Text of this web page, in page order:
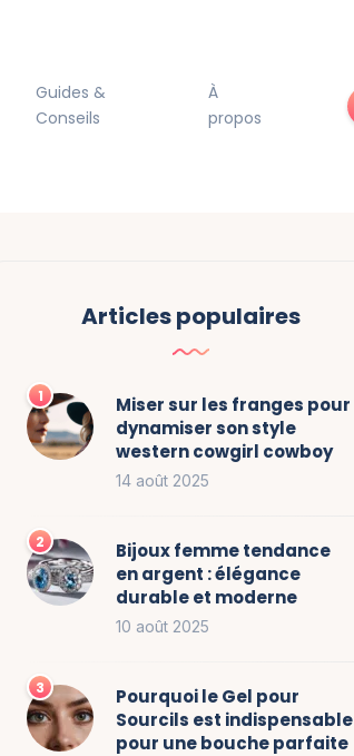
Guides &
Conseils
À
propos
Articles populaires
Miser sur les franges pour
dynamiser son style
western cowgirl cowboy
14 août 2025
Bijoux femme tendance
en argent : élégance
durable et moderne
10 août 2025
Pourquoi le Gel pour
Sourcils est indispensable
pour une bouche parfaite